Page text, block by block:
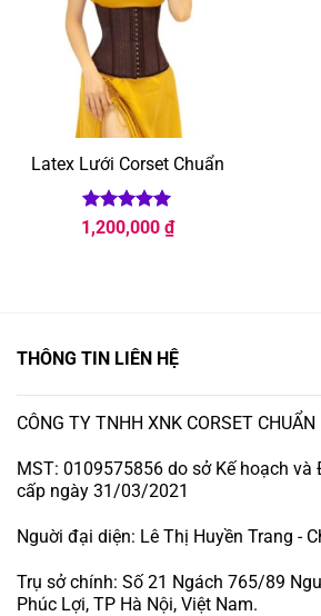
Latex Lưới Corset Chuẩn
Được xếp
hạng5
1,200,000 ₫
THÔNG TIN LIÊN HỆ
CÔNG TY TNHH XNK CORSET CHUẨN
MST: 0109575856 do sở Kế hoạch và
cấp ngày 31/03/2021
Nguời đại diện: Lê Thị Huyền Trang -
Trụ sở chính: Số 21 Ngách 765/89
Phúc Lợi, TP Hà Nội, Việt Nam.